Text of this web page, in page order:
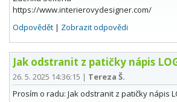
https://www.interierovydesigner.com/
Odpovědět | Zobrazit odpovědi
Jak odstranit z patičky nápis
26. 5. 2025 14:36:15 | Tereza Š.
Prosím o radu: Jak odstranit z patičky nápis